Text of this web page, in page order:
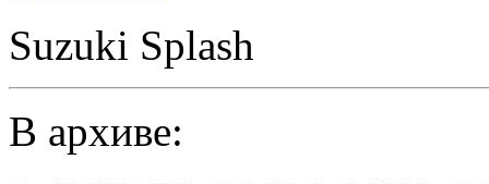
Suzuki Splash
В архиве: